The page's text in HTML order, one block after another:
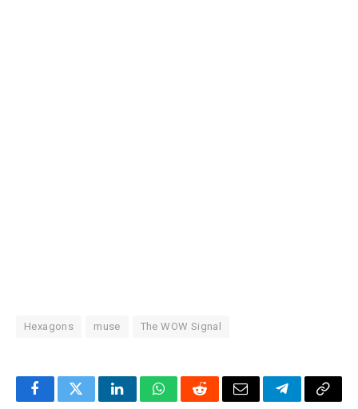
Hexagons muse The WOW Signal
FacebookTwitterLinkedInWhatsAppRedditCorreoTelegrama